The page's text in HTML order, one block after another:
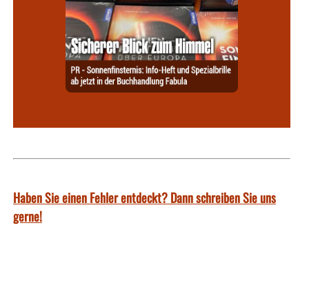
Haben Sie einen Fehler entdeckt? Dann schreiben Sie uns
gerne!